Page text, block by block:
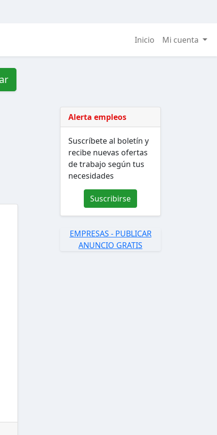
Inicio Mi cuenta
Alerta empleos
Suscríbete al boletín y
recibe nuevas ofertas
de trabajo según tus
necesidades
Suscribirse
EMPRESAS - PUBLICAR
ANUNCIO GRATIS